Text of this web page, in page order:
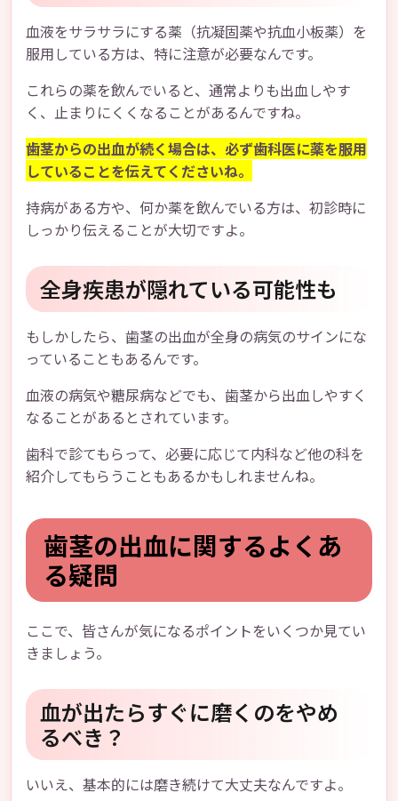
血液をサラサラにする薬（抗凝固薬や抗血小板薬）を
服用している方は、特に注意が必要なんです。
これらの薬を飲んでいると、通常よりも出血しやす
く、止まりにくくなることがあるんですね。
歯茎からの出血が続く場合は、必ず歯科医に薬を服用
していることを伝えてくださいね。
持病がある方や、何か薬を飲んでいる方は、初診時に
しっかり伝えることが大切ですよ。
全身疾患が隠れている可能性も
もしかしたら、歯茎の出血が全身の病気のサインにな
っていることもあるんです。
血液の病気や糖尿病などでも、歯茎から出血しやすく
なることがあるとされています。
歯科で診てもらって、必要に応じて内科など他の科を
紹介してもらうこともあるかもしれませんね。
歯茎の出血に関するよくあ
る疑問
ここで、皆さんが気になるポイントをいくつか見てい
きましょう。
血が出たらすぐに磨くのをやめ
るべき？
いいえ、基本的には磨き続けて大丈夫なんですよ。